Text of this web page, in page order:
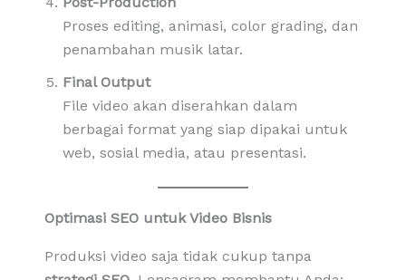
Proses editing, animasi, color grading, dan
penambahan musik latar.
Final Output
File video akan diserahkan dalam
berbagai format yang siap dipakai untuk
web, sosial media, atau presentasi.
Optimasi SEO untuk Video Bisnis
Produksi video saja tidak cukup tanpa